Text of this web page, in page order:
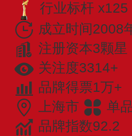
行业标杆 x125
成立时间2008
注册资本3颗星
关注度3314+
品牌得票1万+
上海市
单
品牌指数92.2